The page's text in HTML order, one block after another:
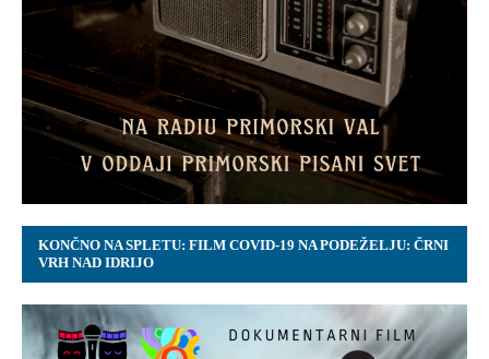
KONČNO NA SPLETU: FILM COVID-19 NA PODEŽELJU: ČRNI
VRH NAD IDRIJO